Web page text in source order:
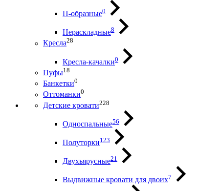
П-образные0
Нераскладные8
Кресла28
Кресла-качалки0
Пуфы18
Банкетки0
Оттоманки0
Детские кровати228
Односпальные56
Полуторки123
Двухъярусные21
Выдвижные кровати для двоих7